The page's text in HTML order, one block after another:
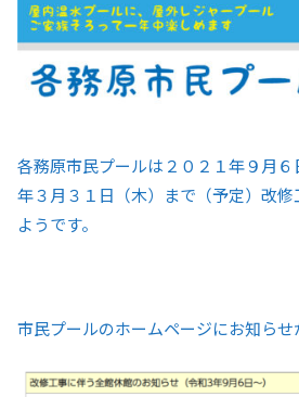
各務原市民プールは２０２１年９月
年３月３１日（木）まで（予定）改
ようです。
市民プールのホームページにお知ら